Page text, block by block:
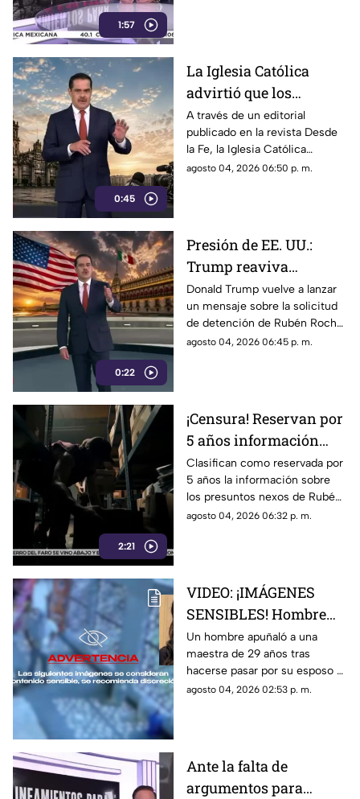
1:57
0:45
La Iglesia Católica
advirtió que los
lineamientos para la
defensa de las
audiencias podrían
convertirse en un
A través de un editorial
publicado en la revista Desde
la Fe, la Iglesia Católica
advirtió que los lineamientos
agosto 04, 2026 06:50 p. m.
0:22
Presión de EE. UU.:
Trump reaviva
señalamientos contra
Rubén Rocha Moya y
Enrique Inzunza
Donald Trump vuelve a lanzar
un mensaje sobre la solicitud
de detención de Rubén Rocha
Moya y Enrique Inzunza.
agosto 04, 2026 06:45 p. m.
2:21
¡Censura! Reservan por
5 años información
sobre presuntos nexos
de Rocha Moya e
Inzunza con el crimen
Clasifican como reservada por
5 años la información sobre
los presuntos nexos de Rubén
Rocha Moya y Enrique Inzunza
agosto 04, 2026 06:32 p. m.
VIDEO: ¡IMÁGENES
SENSIBLES! Hombre
apuñala más de 30
veces a maestra de 29
años en una escuela
Un hombre apuñaló a una
maestra de 29 años tras
hacerse pasar por su esposo e
ingresar a la escuela; te
agosto 04, 2026 02:53 p. m.
Ante la falta de
argumentos para